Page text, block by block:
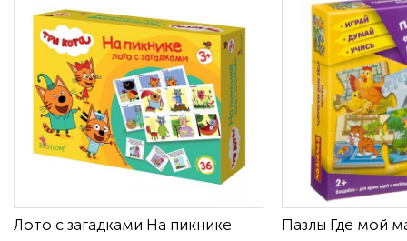
Лото с загадками На пикнике Пазлы Где мой